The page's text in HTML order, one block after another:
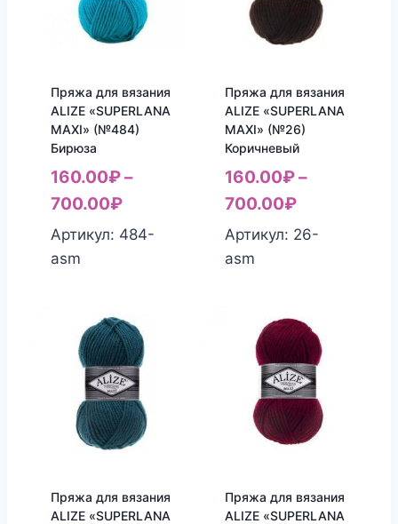
Пряжа для вязания
ALIZE «SUPERLANA
MAXI» (№484)
Бирюза
160.00₽–
700.00₽
Артикул: 484-
asm
Пряжа для вязания
ALIZE «SUPERLANA
MAXI» (№26)
Коричневый
160.00₽–
700.00₽
Артикул: 26-
asm
Пряжа для вязания
ALIZE «SUPERLANA
Пряжа для вязания
ALIZE «SUPERLANA